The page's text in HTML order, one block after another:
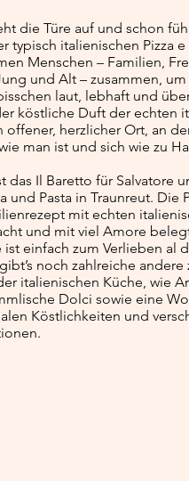
die Türe auf und schon
typisch italienischen Pizza e
Menschen – Familien,
und Alt – zusammen,
laut, lebhaft und
köstliche Duft der echten
offener, herzlicher Ort, an
man ist und sich wie zu
das Il Baretto für Salvatore
und Pasta in Traunreut. Die
mit echten
und mit viel Amore
ist einfach zum Verlieben al
noch zahlreiche andere
italienischen Küche, wie
Dolci sowie eine
Köstlichkeiten und